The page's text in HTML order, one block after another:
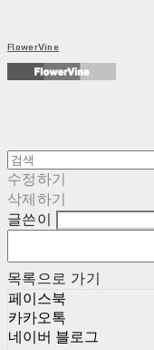
FlowerVine
수정하기
삭제하기
글쓴이
목록으로 가기
페이스북
카카오톡
네이버 블로그